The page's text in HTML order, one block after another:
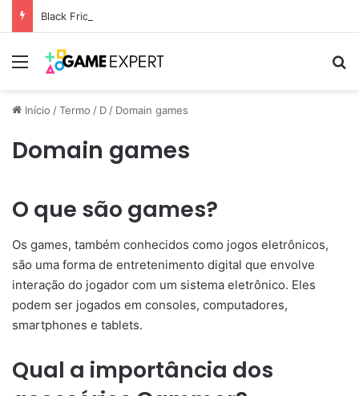
Black Friday: descontos incríveis em eletrônicos
Menu
Início /Termo / D / Domain games
Domain games
O que são games?
Os games, também conhecidos como jogos eletrônicos,
são uma forma de entretenimento digital que envolve
interação do jogador com um sistema eletrônico. Eles
podem ser jogados em consoles, computadores,
smartphones e tablets.
Qual a importância dos